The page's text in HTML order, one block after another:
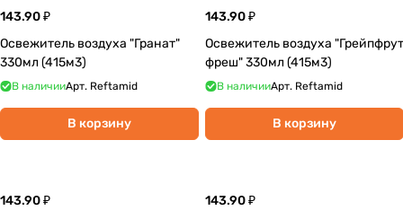
143.90 ₽
Освежитель воздуха "Гранат"
330мл (415м3)
В наличииАрт. Reftamid
В корзину
143.90 ₽
Освежитель воздуха "Грейпфрут
фреш" 330мл (415м3)
В наличииАрт. Reftamid
В корзину
143.90 ₽
143.90 ₽